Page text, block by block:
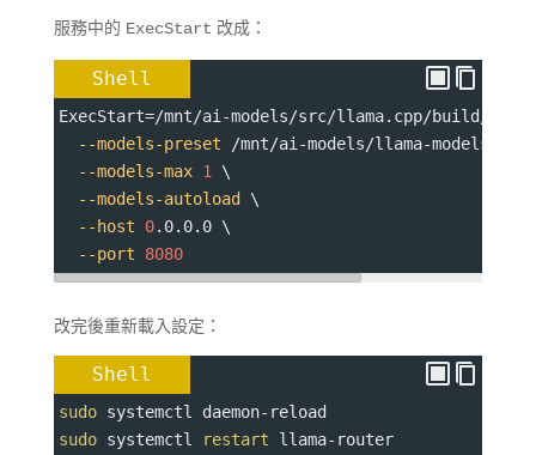
服務中的 ExecStart 改成：
Shell
ExecStart=/mnt/ai-models/src/llama.cpp/build/bin/
--models-preset /mnt/ai-models/llama-models/
--models-max 1
\
--models-autoload
\
--host
0.0.0.0 \
--port
8080
改完後重新載入設定：
Shell
sudo systemctl daemon-reload
sudo systemctl restart llama-router